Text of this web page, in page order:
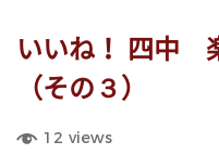
いいね！ 四中
（その３）
12 views